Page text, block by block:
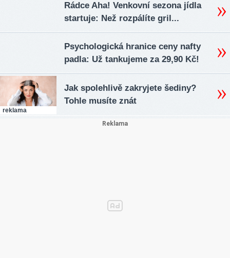
Rádce Aha! Venkovní sezona jídla
startuje: Než rozpálíte gril...
Psychologická hranice ceny nafty
padla: Už tankujeme za 29,90 Kč!
reklama
Jak spolehlivě zakryjete šediny?
Tohle musíte znát